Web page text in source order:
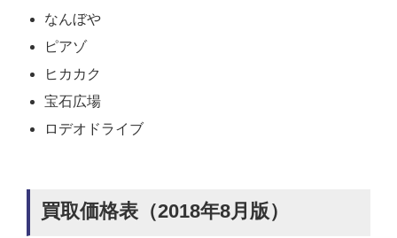
なんぼや
ピアゾ
ヒカカク
宝石広場
ロデオドライブ
買取価格表（2018年8月版）